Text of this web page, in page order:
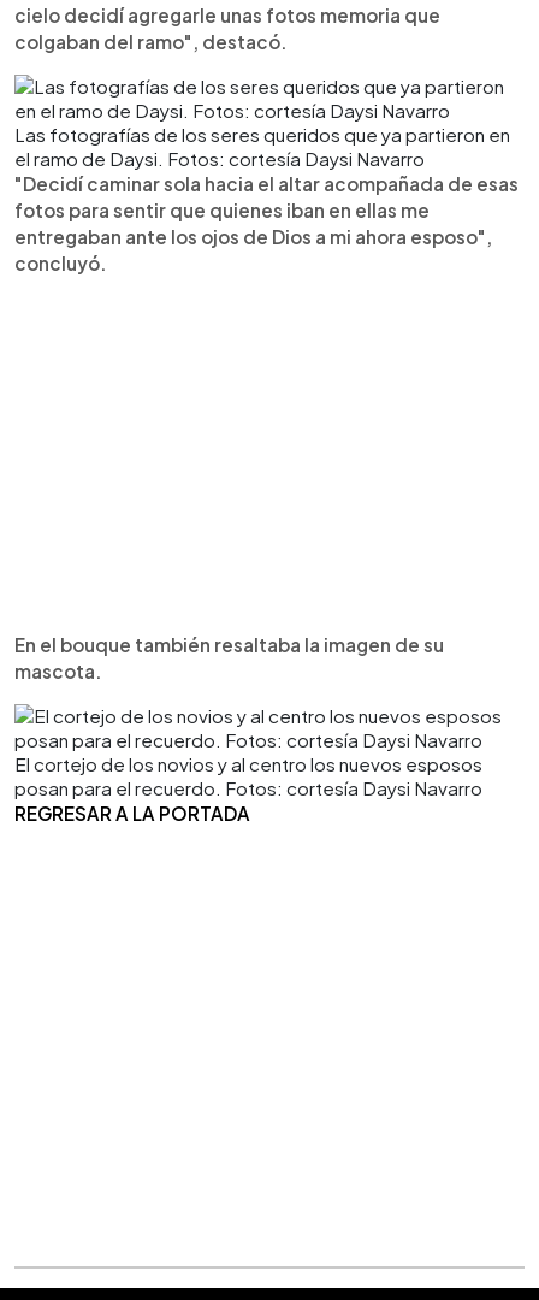
cielo decidí agregarle unas fotos memoria que
colgaban del ramo", destacó.
Las fotografías de los seres queridos que ya partieron en
el ramo de Daysi. Fotos: cortesía Daysi Navarro
"Decidí caminar sola hacia el altar acompañada de esas
fotos para sentir que quienes iban en ellas me
entregaban ante los ojos de Dios a mi ahora esposo",
concluyó.
En el bouque también resaltaba la imagen de su
mascota.
El cortejo de los novios y al centro los nuevos esposos
posan para el recuerdo. Fotos: cortesía Daysi Navarro
REGRESAR A LA PORTADA